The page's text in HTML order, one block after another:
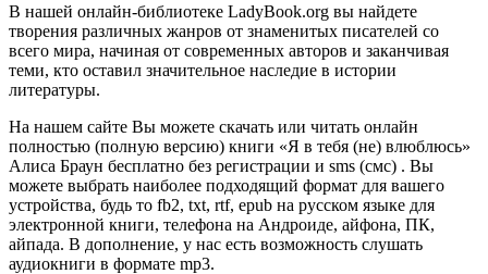
В нашей онлайн-библиотеке LadyBook.org вы найдете
творения различных жанров от знаменитых писателей со
всего мира, начиная от современных авторов и заканчивая
теми, кто оставил значительное наследие в истории
литературы.
На нашем сайте Вы можете скачать или читать онлайн
полностью (полную версию) книги «Я в тебя (не) влюблюсь»
Алиса Браун бесплатно без регистрации и sms (смс) . Вы
можете выбрать наиболее подходящий формат для вашего
устройства, будь то fb2, txt, rtf, epub на русском языке для
электронной книги, телефона на Андроиде, айфона, ПК,
айпада. В дополнение, у нас есть возможность слушать
аудиокниги в формате mp3.